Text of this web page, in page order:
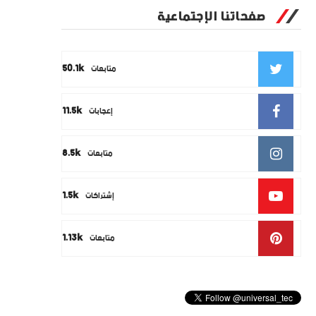
صفحاتنا الإجتماعية
50.1k متابعات
11.5k إعجابات
8.5k متابعات
1.5k إشتراكات
1.13k متابعات